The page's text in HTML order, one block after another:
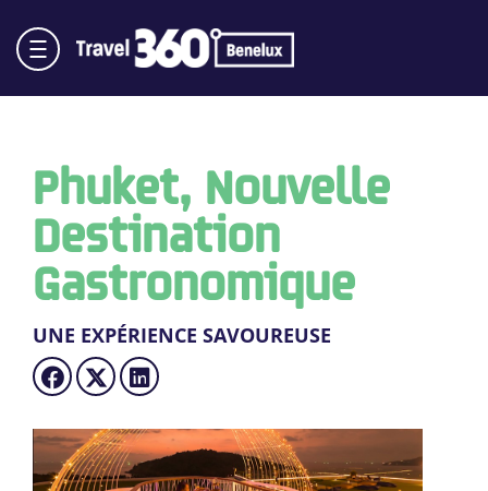
Phuket, Nouvelle
Destination
Gastronomique
UNE EXPÉRIENCE SAVOUREUSE